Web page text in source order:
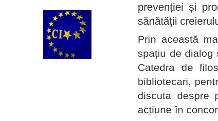
prevenției și
sănătății
Prin această
spațiu de dialog
Catedra de
bibliotecari,
discuta despre
acțiune în